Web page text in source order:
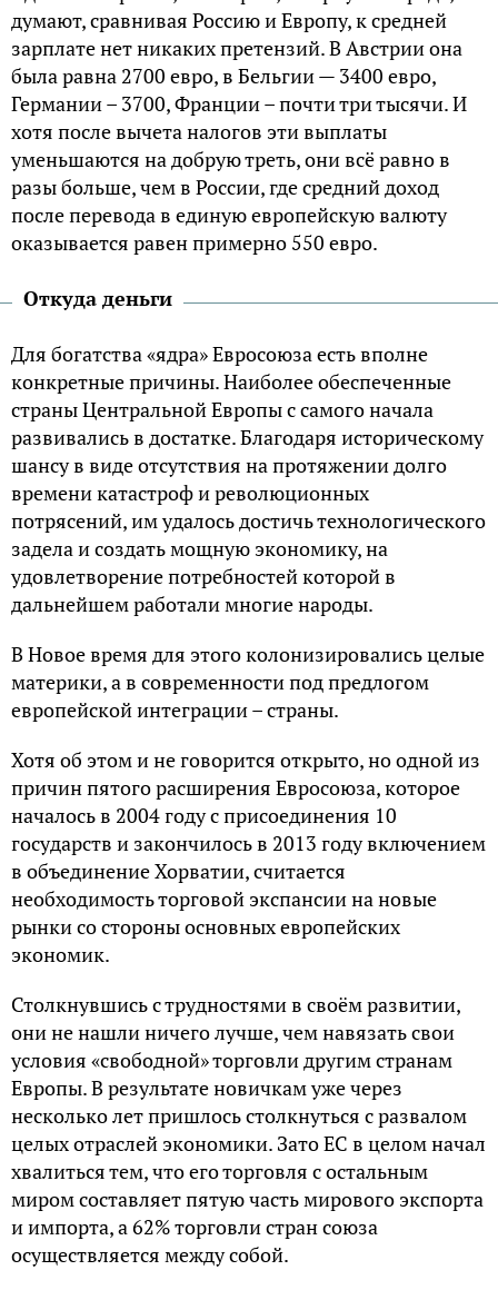
думают, сравнивая Россию и Европу, к средней
зарплате нет никаких претензий. В Австрии она
была равна 2700 евро, в Бельгии — 3400 евро,
Германии – 3700, Франции – почти три тысячи. И
хотя после вычета налогов эти выплаты
уменьшаются на добрую треть, они всё равно в
разы больше, чем в России, где средний доход
после перевода в единую европейскую валюту
оказывается равен примерно 550 евро.
Откуда деньги
Для богатства «ядра» Евросоюза есть вполне
конкретные причины. Наиболее обеспеченные
страны Центральной Европы с самого начала
развивались в достатке. Благодаря историческому
шансу в виде отсутствия на протяжении долго
времени катастроф и революционных
потрясений, им удалось достичь технологического
задела и создать мощную экономику, на
удовлетворение потребностей которой в
дальнейшем работали многие народы.
В Новое время для этого колонизировались целые
материки, а в современности под предлогом
европейской интеграции – страны.
Хотя об этом и не говорится открыто, но одной из
причин пятого расширения Евросоюза, которое
началось в 2004 году с присоединения 10
государств и закончилось в 2013 году включением
в объединение Хорватии, считается
необходимость торговой экспансии на новые
рынки со стороны основных европейских
экономик.
Столкнувшись с трудностями в своём развитии,
они не нашли ничего лучше, чем навязать свои
условия «свободной» торговли другим странам
Европы. В результате новичкам уже через
несколько лет пришлось столкнуться с развалом
целых отраслей экономики. Зато ЕС в целом начал
хвалиться тем, что его торговля с остальным
миром составляет пятую часть мирового экспорта
и импорта, а 62% торговли стран союза
осуществляется между собой.